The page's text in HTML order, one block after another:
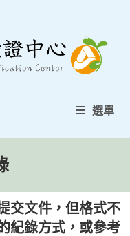
選單
交文件，但格式不
紀錄方式，或參考